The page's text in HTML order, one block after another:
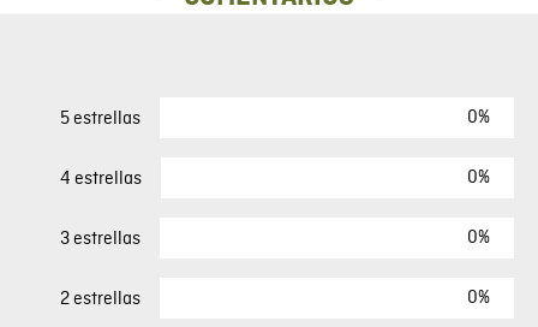
5 estrellas 0%
4 estrellas 0%
3 estrellas 0%
2 estrellas 0%